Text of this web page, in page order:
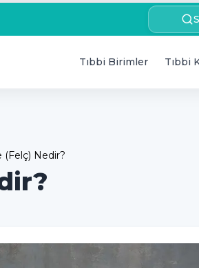
Tıbbi Birimler Tıbbi
(Felç) Nedir?